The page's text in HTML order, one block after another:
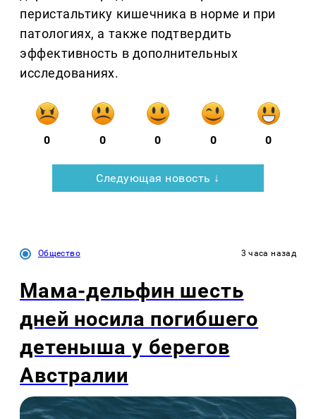
перистальтику кишечника в норме и при
патологиях, а также подтвердить
эффективность в дополнительных
исследованиях.
0 0 0 0 0
Следующая новость ↓
Общество 3 часа назад
Мама-дельфин шесть
дней носила погибшего
детеныша у берегов
Австралии